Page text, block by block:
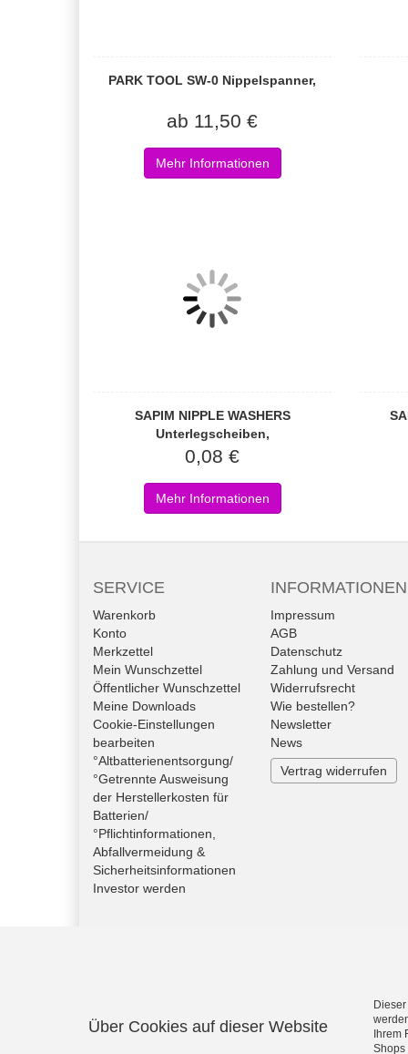
PARK TOOL SW-0 Nippelspanner,
ab 11,50 €
Mehr Informationen
SAPIM NIPPLE WASHERS
Unterlegscheiben,
0,08 €
Mehr Informationen
SERVICE
Warenkorb
Konto
Merkzettel
Mein Wunschzettel
Öffentlicher Wunschzettel
Meine Downloads
Cookie-Einstellungen
bearbeiten
°Altbatterienentsorgung/
°Getrennte Ausweisung
der Herstellerkosten für
Batterien/
°Pflichtinformationen,
Abfallvermeidung &
Sicherheitsinformationen
Investor werden
INFORMATIONEN
Impressum
AGB
Datenschutz
Zahlung und Versand
Widerrufsrecht
Wie bestellen?
Newsletter
News
Vertrag widerrufen
Über Cookies auf dieser Website
Shops